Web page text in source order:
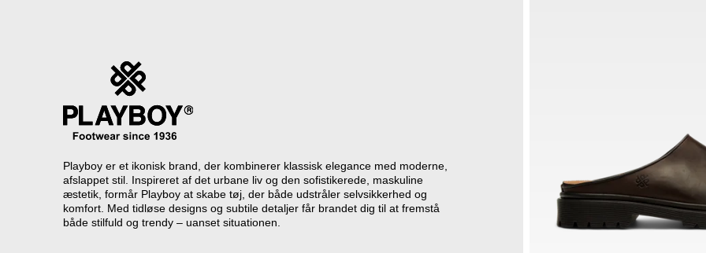
Playboy er et ikonisk brand, der kombinerer klassisk elegance med moderne,
afslappet stil. Inspireret af det urbane liv og den sofistikerede, maskuline
æstetik, formår Playboy at skabe tøj, der både udstråler selvsikkerhed og
komfort. Med tidløse designs og subtile detaljer får brandet dig til at fremstå
både stilfuld og trendy – uanset situationen.